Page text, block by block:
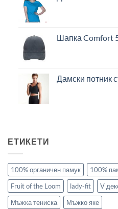
Шапка Comfort
Дамски потник
ЕТИКЕТИ
100% органичен памук 100%
Fruit of the Loom
lady-fit V
Мъжка тениска
Мъжко яке